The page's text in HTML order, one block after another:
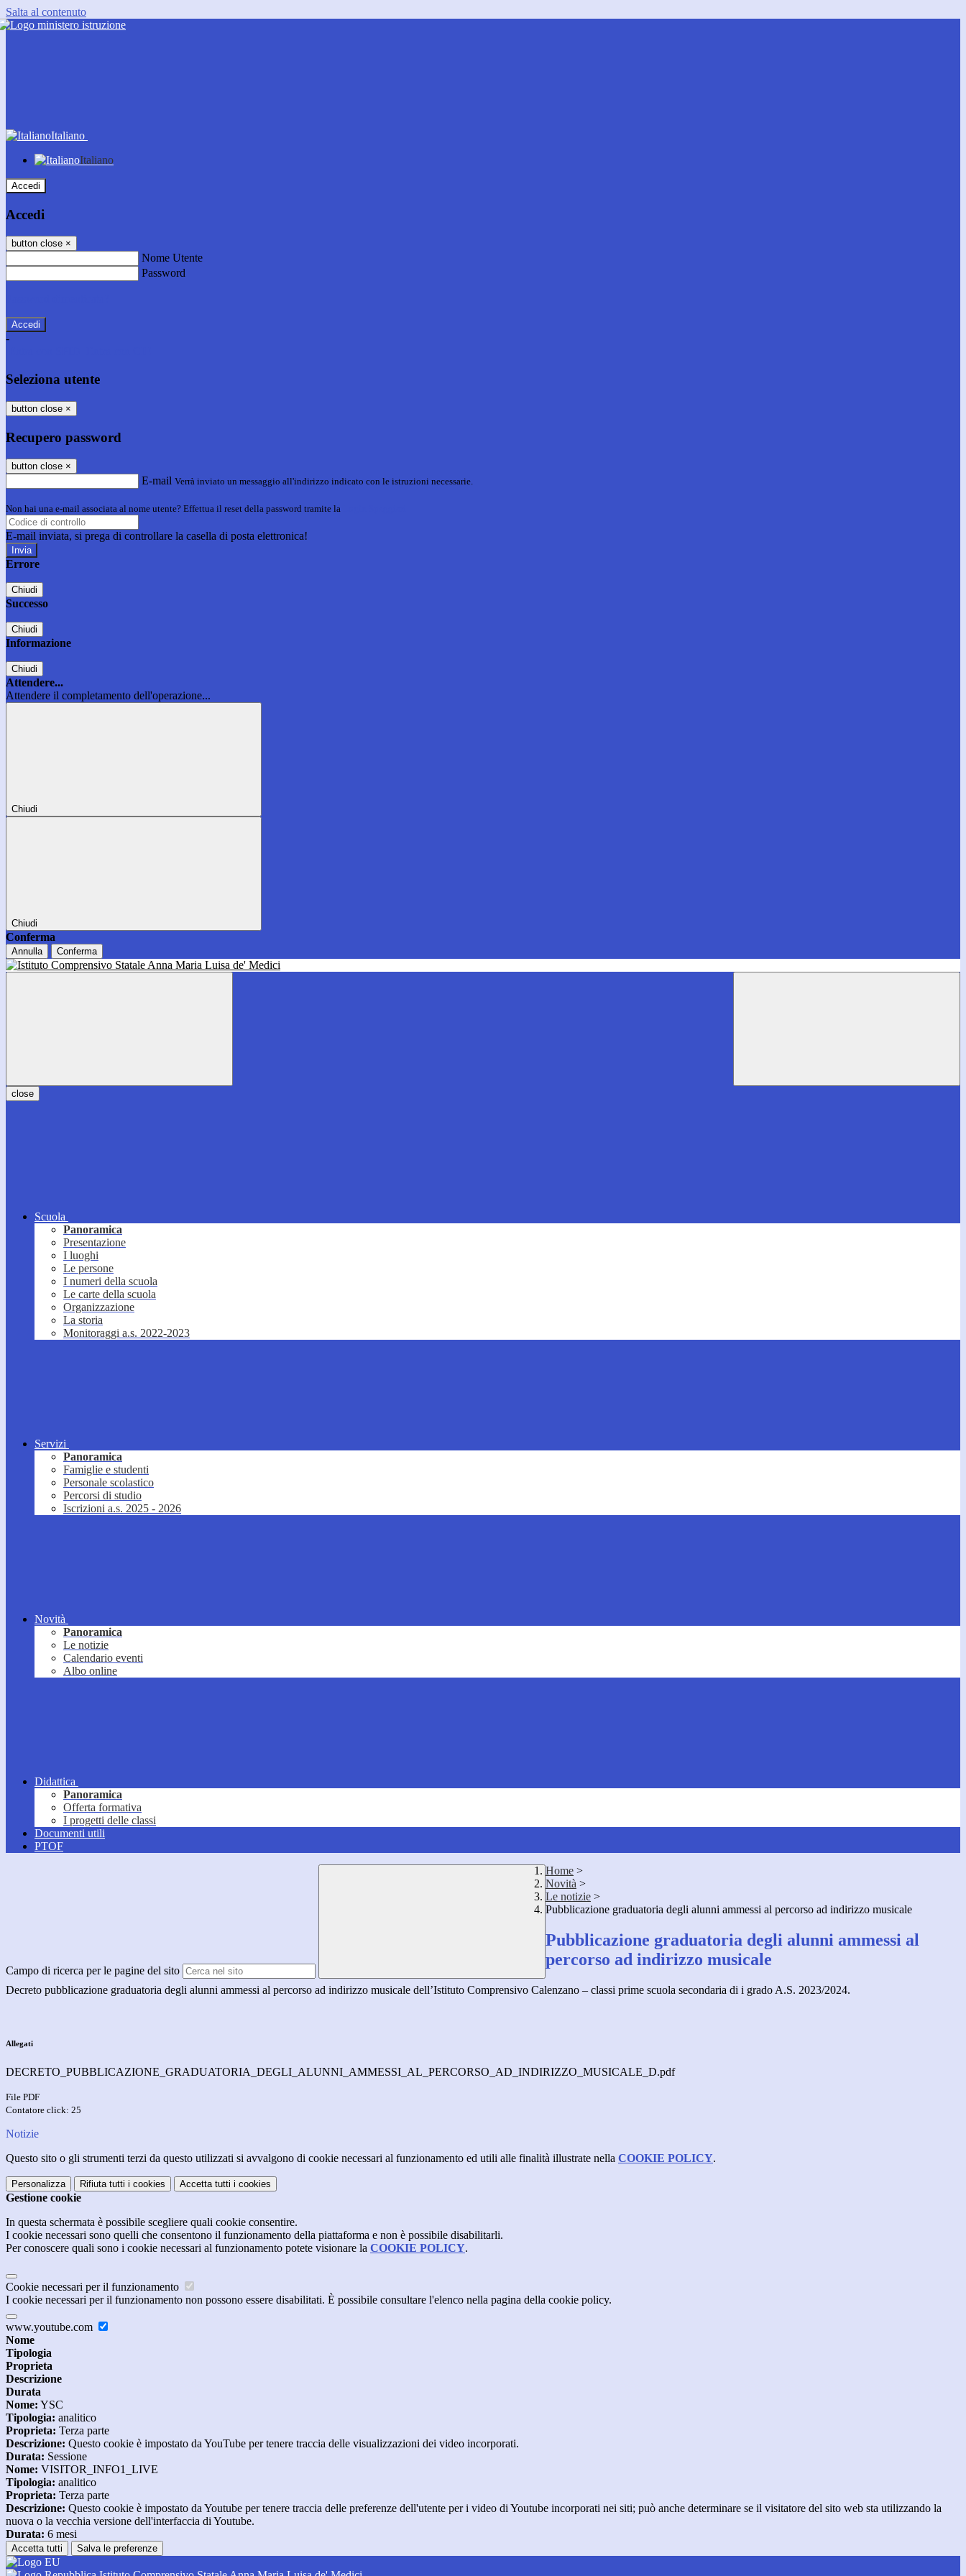
Salta al contenuto
Italiano
Italiano
Accedi
Accedi
button close ×
Nome Utente
Password
-
Seleziona utente
button close ×
Recupero password
button close ×
E-mail Verrà inviato un messaggio all'indirizzo indicato con le istruzioni necessarie.
Non hai una e-mail associata al nome utente? Effettua il reset della password tramite la
E-mail inviata, si prega di controllare la casella di posta elettronica!
Errore
Chiudi
Successo
Chiudi
Informazione
Chiudi
Attendere...
Attendere il completamento dell'operazione...
Chiudi
Chiudi
Conferma
Annulla Conferma
close
Scuola
Panoramica
Presentazione
I luoghi
Le persone
I numeri della scuola
Le carte della scuola
Organizzazione
La storia
Monitoraggi a.s. 2022-2023
Servizi
Panoramica
Famiglie e studenti
Personale scolastico
Percorsi di studio
Iscrizioni a.s. 2025 - 2026
Novità
Panoramica
Le notizie
Calendario eventi
Albo online
Didattica
Panoramica
Offerta formativa
I progetti delle classi
Documenti utili
PTOF
Campo di ricerca per le pagine del sito
Home >
Novità >
Le notizie >
Pubblicazione graduatoria degli alunni ammessi al percorso ad indirizzo musicale
Pubblicazione graduatoria degli alunni ammessi al
percorso ad indirizzo musicale
Decreto pubblicazione graduatoria degli alunni ammessi al percorso ad indirizzo musicale dell’Istituto Comprensivo Calenzano – classi prime scuola secondaria di i grado A.S. 2023/2024.
Allegati
DECRETO_PUBBLICAZIONE_GRADUATORIA_DEGLI_ALUNNI_AMMESSI_AL_PERCORSO_AD_INDIRIZZO_MUSICALE_D.pdf
File PDF
Contatore click: 25
Notizie
Questo sito o gli strumenti terzi da questo utilizzati si avvalgono di cookie necessari al funzionamento ed utili alle finalità illustrate nella COOKIE POLICY.
Personalizza Rifiuta tutti i cookies Accetta tutti i cookies
Gestione cookie
In questa schermata è possibile scegliere quali cookie consentire.
I cookie necessari sono quelli che consentono il funzionamento della piattaforma e non è possibile disabilitarli.
Per conoscere quali sono i cookie necessari al funzionamento potete visionare la COOKIE POLICY.
Cookie necessari per il funzionamento
I cookie necessari per il funzionamento non possono essere disabilitati. È possibile consultare l'elenco nella pagina della cookie policy.
www.youtube.com
Nome
Tipologia
Proprieta
Descrizione
Durata
Nome: YSC
Tipologia: analitico
Proprieta: Terza parte
Descrizione: Questo cookie è impostato da YouTube per tenere traccia delle visualizzazioni dei video incorporati.
Durata: Sessione
Nome: VISITOR_INFO1_LIVE
Tipologia: analitico
Proprieta: Terza parte
Descrizione: Questo cookie è impostato da Youtube per tenere traccia delle preferenze dell'utente per i video di Youtube incorporati nei siti; può anche determinare se il visitatore del sito web sta utilizzando la
nuova o la vecchia versione dell'interfaccia di Youtube.
Durata: 6 mesi
Accetta tutti Salva le preferenze